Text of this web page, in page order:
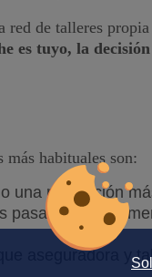
de talleres
es tuyo, la
más habituales son:
una reparación
pasan
aseguradora y